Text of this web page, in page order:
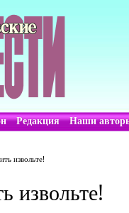
Редакция Наши
извольте!
извольте!